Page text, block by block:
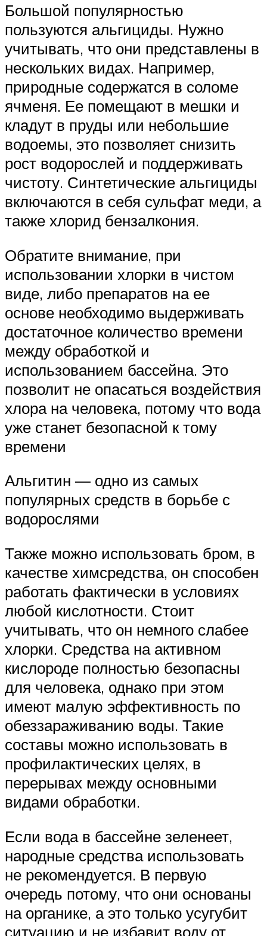
Большой популярностью
пользуются альгициды. Нужно
учитывать, что они представлены в
нескольких видах. Например,
природные содержатся в соломе
ячменя. Ее помещают в мешки и
кладут в пруды или небольшие
водоемы, это позволяет снизить
рост водорослей и поддерживать
чистоту. Синтетические альгициды
включаются в себя сульфат меди, а
также хлорид бензалкония.
Обратите внимание, при
использовании хлорки в чистом
виде, либо препаратов на ее
основе необходимо выдерживать
достаточное количество времени
между обработкой и
использованием бассейна. Это
позволит не опасаться воздействия
хлора на человека, потому что вода
уже станет безопасной к тому
времени
Альгитин — одно из самых
популярных средств в борьбе с
водорослями
Также можно использовать бром, в
качестве химсредства, он способен
работать фактически в условиях
любой кислотности. Стоит
учитывать, что он немного слабее
хлорки. Средства на активном
кислороде полностью безопасны
для человека, однако при этом
имеют малую эффективность по
обеззараживанию воды. Такие
составы можно использовать в
профилактических целях, в
перерывах между основными
видами обработки.
Если вода в бассейне зеленеет,
народные средства использовать
не рекомендуется. В первую
очередь потому, что они основаны
на органике, а это только усугубит
ситуацию и не избавит воду от